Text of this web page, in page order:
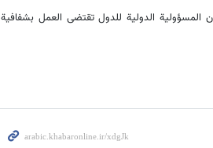
المسؤولیة الدولیة للدول تقتضی العمل بشفافیة